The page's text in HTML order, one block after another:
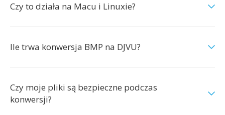
Czy to działa na Macu i Linuxie?
Ile trwa konwersja BMP na DJVU?
Czy moje pliki są bezpieczne podczas
konwersji?